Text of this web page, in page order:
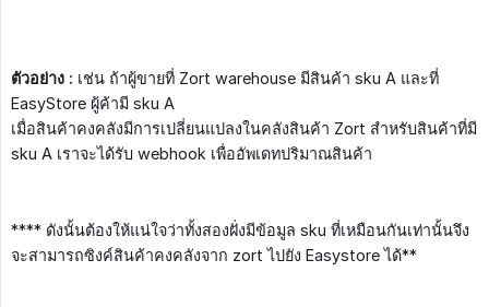
ตัวอย่าง : เช่น ถ้าผู้ขายที่ Zort warehouse มีสินค้า sku A และที่
EasyStore ผู้ค้ามี sku A
เมื่อสินค้าคงคลังมีการเปลี่ยนแปลงในคลังสินค้า Zort สำหรับสินค้าที่มี
sku A เราจะได้รับ webhook เพื่ออัพเดทปริมาณสินค้า
**** ดังนั้นต้องให้แน่ใจว่าทั้งสองฝั่งมีข้อมูล sku ที่เหมือนกันเท่านั้นจึง
จะสามารถซิงค์สินค้าคงคลังจาก zort ไปยัง Easystore ได้**